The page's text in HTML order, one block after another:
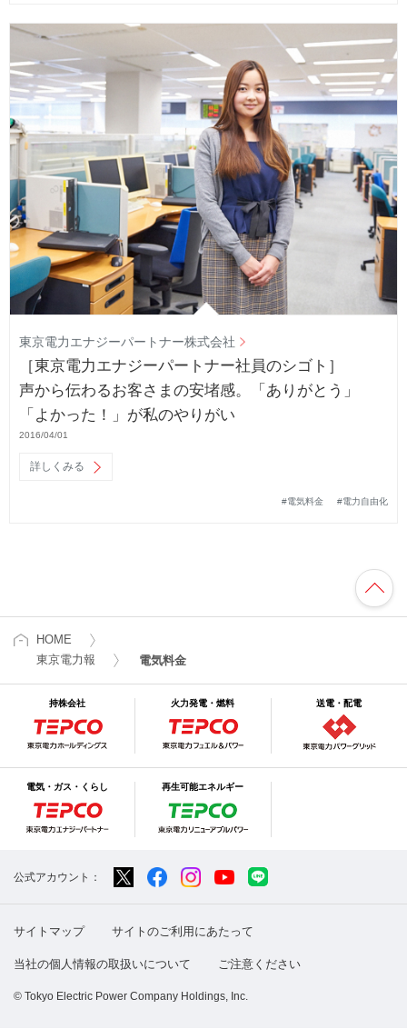
東京電力エナジーパートナー株式会社
［東京電力エナジーパートナー社員のシゴト］
声から伝わるお客さまの安堵感。「ありがとう」
「よかった！」が私のやりがい
2016/04/01
詳しくみる
#電気料金 #電力自由化
HOME
東京電力報
電気料金
持株会社 火力発電・燃料 送電・配電
電気・ガス・くらし 再生可能エネルギー
公式アカウント：
サイトマップ サイトのご利用にあたって
当社の個人情報の取扱いについて ご注意ください
© Tokyo Electric Power Company Holdings, Inc.